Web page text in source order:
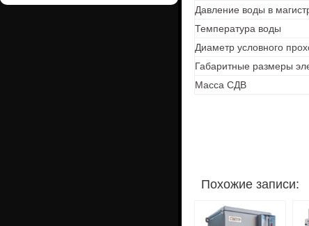
Давление воды в
Температура воды
Диаметр условного
Габаритные размеры
Масса СДВ
Похожие записи: